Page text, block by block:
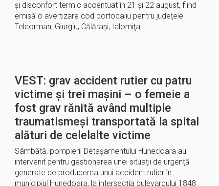
şi disconfort termic accentuat în 21 şi 22 august, fiind
emisă o avertizare cod portocaliu pentru judeţele
Teleorman, Giurgiu, Călăraşi, Ialomiţa,…
VEST: grav accident rutier cu patru
victime și trei mașini – o femeie a
fost grav rănită având multiple
traumatismeși transportată la spital
alături de celelalte victime
Sâmbătă, pompierii Detașamentului Hunedoara au
intervenit pentru gestionarea unei situații de urgență
generate de producerea unui accident rutier în
municipiul Hunedoara, la intersecția bulevardului 1848